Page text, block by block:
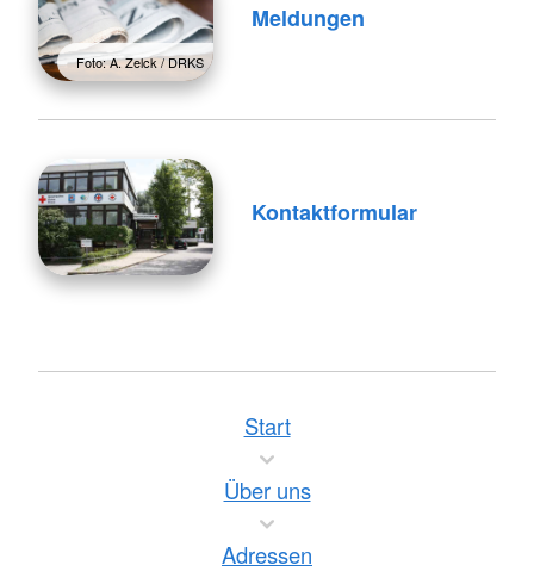
Foto: A. Zelck / DRKS
Meldungen
Kontaktformular
Start
Über uns
Adressen